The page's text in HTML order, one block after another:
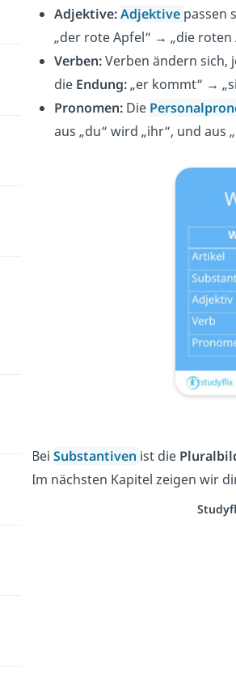
Adjektive: Adjektive passen
„der rote Apfel“ → „die roten
Verben:Verben ändern sich,
die Endung:„er kommt“ →
Pronomen:Die
aus „du“ wird „ihr“, und aus
Bei Substantiven ist die
Im nächsten Kapitel zeigen wir